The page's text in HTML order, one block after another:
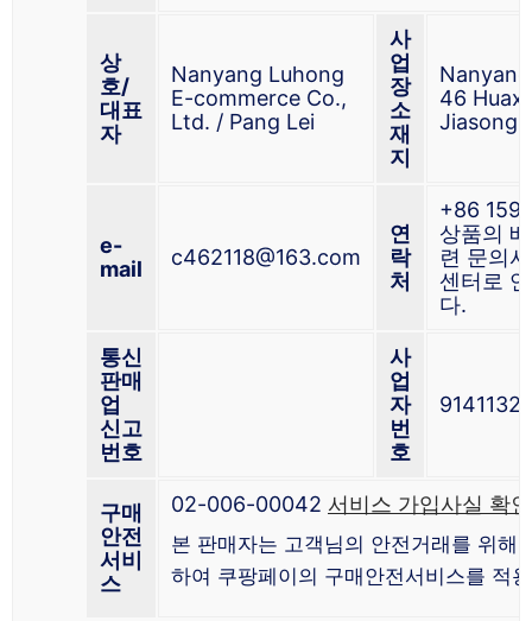
상
호/
대표
자
Nanyang Luhong
E-commerce Co.,
Ltd. / Pang Lei
사
업
장
소
재
지
46
Jiasong
e-
mail
c462118@163.com
연
락
처
+86 159
상품의
련 문의
센터로
다.
통신
판매
업
신고
번호
사
업
자
번
호
구매
안전
서비
스
02-006-00042 서비스 가입사실 확
본 판매자는 고객님의 안전거래를 위해
하여 쿠팡페이의 구매안전서비스를 적